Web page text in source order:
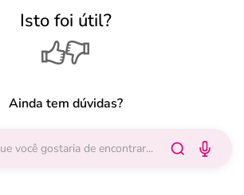
Isto foi útil?
Ainda tem dúvidas?